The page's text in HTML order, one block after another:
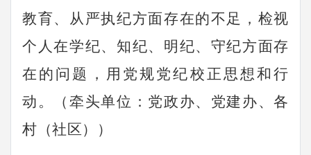
教育、从严执纪方面存在的不足，检视
个人在学纪、知纪、明纪、守纪方面存
在的问题，用党规党纪校正思想和行
动。（牵头单位： 党政办、 党建办、各
村（社区）
）